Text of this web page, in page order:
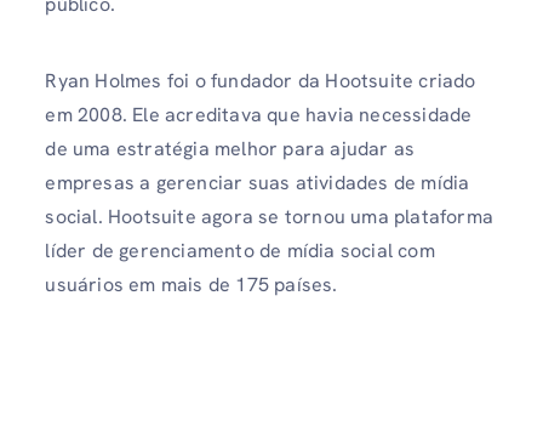
Ryan Holmes foi o fundador da Hootsuite criado
em 2008. Ele acreditava que havia necessidade
de uma estratégia melhor para ajudar as
empresas a gerenciar suas atividades de mídia
social. Hootsuite agora se tornou uma plataforma
líder de gerenciamento de mídia social com
usuários em mais de 175 países.